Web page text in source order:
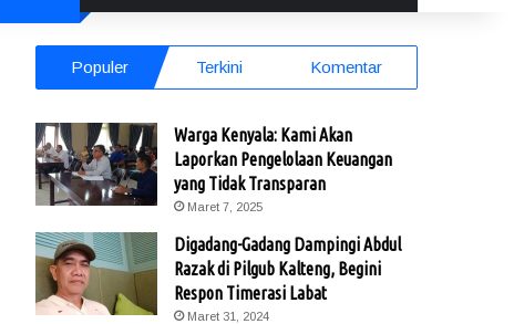
Populer Terkini Komentar
Warga Kenyala: Kami Akan
Laporkan Pengelolaan Keuangan
yang Tidak Transparan
Maret 7, 2025
Digadang-Gadang Dampingi Abdul
Razak di Pilgub Kalteng, Begini
Respon Timerasi Labat
Maret 31, 2024